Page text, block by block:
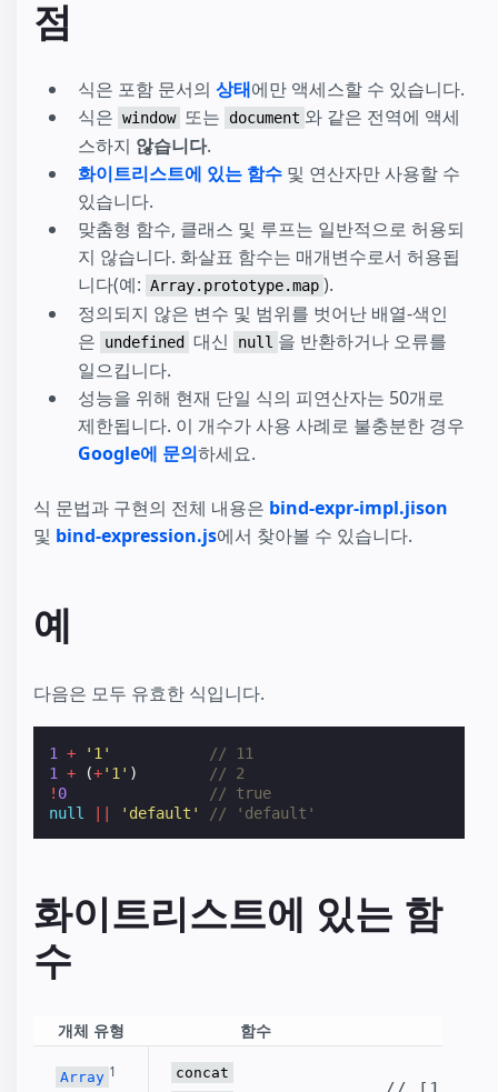
점
식은 포함 문서의 상태에만 액세스할 수 있습니다.
식은 window 또는 document 와 같은 전역에 액세
스하지 않습니다.
화이트리스트에 있는 함수 및 연산자만 사용할 수
있습니다.
맞춤형 함수, 클래스 및 루프는 일반적으로 허용되
지 않습니다. 화살표 함수는 매개변수로서 허용됩
니다(예: Array.prototype.map ).
정의되지 않은 변수 및 범위를 벗어난 배열-색인
은
undefined 대신 null 을 반환하거나 오류를
일으킵니다.
성능을 위해 현재 단일 식의 피연산자는 50개로
제한됩니다. 이 개수가 사용 사례로 불충분한 경우
Google에 문의하세요.
식 문법과 구현의 전체 내용은 bind-expr-impl.jison
및 bind-expression.js에서 찾아볼 수 있습니다.
예
다음은 모두 유효한 식입니다.
1 + '1'
// 11
1
+ (+'1' )
// 2
! 0
// true
null
'default' // 'default'
화이트리스트에 있는 함
수
개체 유형 함수
Array 1 concat